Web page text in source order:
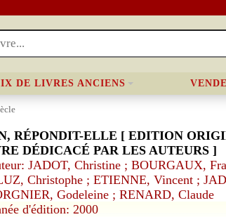
DE LIVRES ANCIENS
RÉPONDIT-ELLE [ EDITION
DÉDICACÉ PAR LES AUTEURS ]
JADOT, Christine ; BOURGAUX,
Christophe ; ETIENNE, Vincent ;
Godeleine ; RENARD, Claude
d'édition: 2000